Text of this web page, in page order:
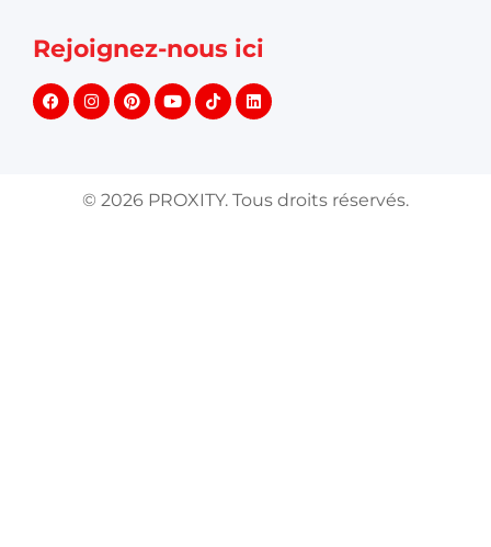
Rejoignez-nous ici
© 2026 PROXITY. Tous droits réservés.